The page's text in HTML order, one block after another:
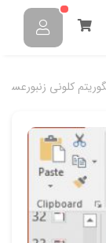
کلونی زنبورعسل